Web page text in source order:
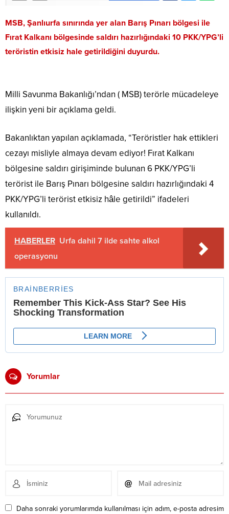
MSB, Şanlıurfa sınırında yer alan Barış Pınarı bölgesi ile
Fırat Kalkanı bölgesinde saldırı hazırlığındaki 10 PKK/YPG’li
teröristin etkisiz hale getirildiğini duyurdu.
Milli Savunma Bakanlığı’ndan ( MSB) terörle mücadeleye
ilişkin yeni bir açıklama geldi.
Bakanlıktan yapılan açıklamada, “Teröristler hak ettikleri
cezayı misliyle almaya devam ediyor! Fırat Kalkanı
bölgesine saldırı girişiminde bulunan 6 PKK/YPG’li
terörist ile Barış Pınarı bölgesine saldırı hazırlığındaki 4
PKK/YPG’li terörist etkisiz hâle getirildi” ifadeleri
kullanıldı.
HABERLER Urfa dahil 7 ilde sahte alkol
operasyonu
Yorumlar
Daha sonraki yorumlarımda kullanılması için adım, e-posta adresim